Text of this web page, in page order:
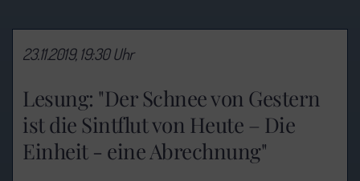
Lesung: "Der Schnee von Gestern
ist die Sintflut von Heute – Die
Einheit - eine Abrechnung"
23.11.2019, 19:30 Uhr